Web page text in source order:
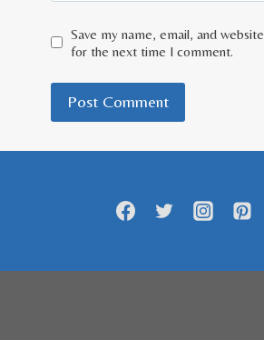
Save my name, email, and
for the next time I comment.